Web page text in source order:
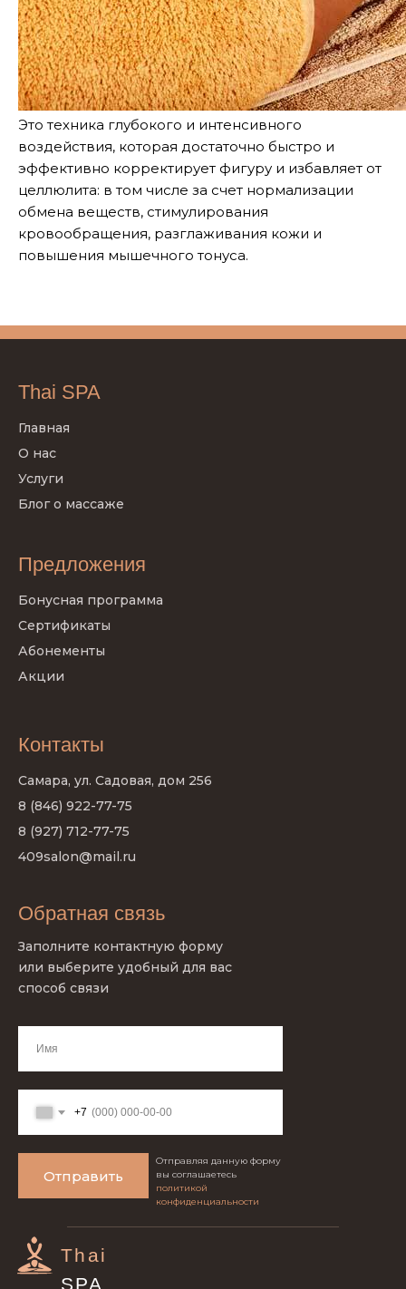
Это техника глубокого и интенсивного
воздействия, которая достаточно быстро и
эффективно корректирует фигуру и избавляет от
целлюлита: в том числе за счет нормализации
обмена веществ, стимулирования
кровообращения, разглаживания кожи и
повышения мышечного тонуса.
Thai SPA
Предложения
Контакты
Обратная связь
Главная
О нас
Услуги
Блог о массаже
Заполните контактную форму
или выберите удобный для вас
способ связи
Самара, ул. Садовая, дом 256
8 (846) 922-77-75
8 (927) 712-77-75
409salon@mail.ru
+7
Отправить
Бонусная программа
Сертификаты
Абонементы
Акции
Thai
SPA
Отправляя данную форму
вы соглашаетесь
политикой
конфиденциальности